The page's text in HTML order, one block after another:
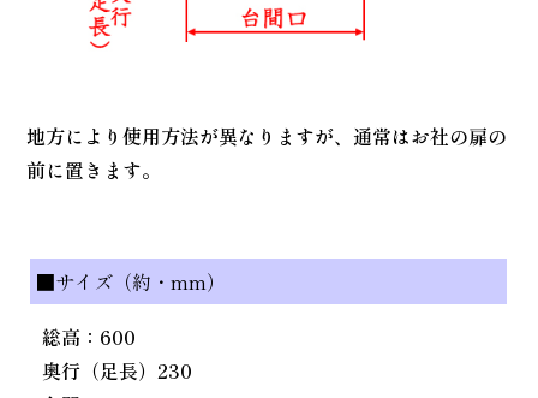
地方により使用方法が異なりますが、通常はお社の扉の
前に置きます。
■サイズ（約・mm）
総高：600
奥行（足長）230